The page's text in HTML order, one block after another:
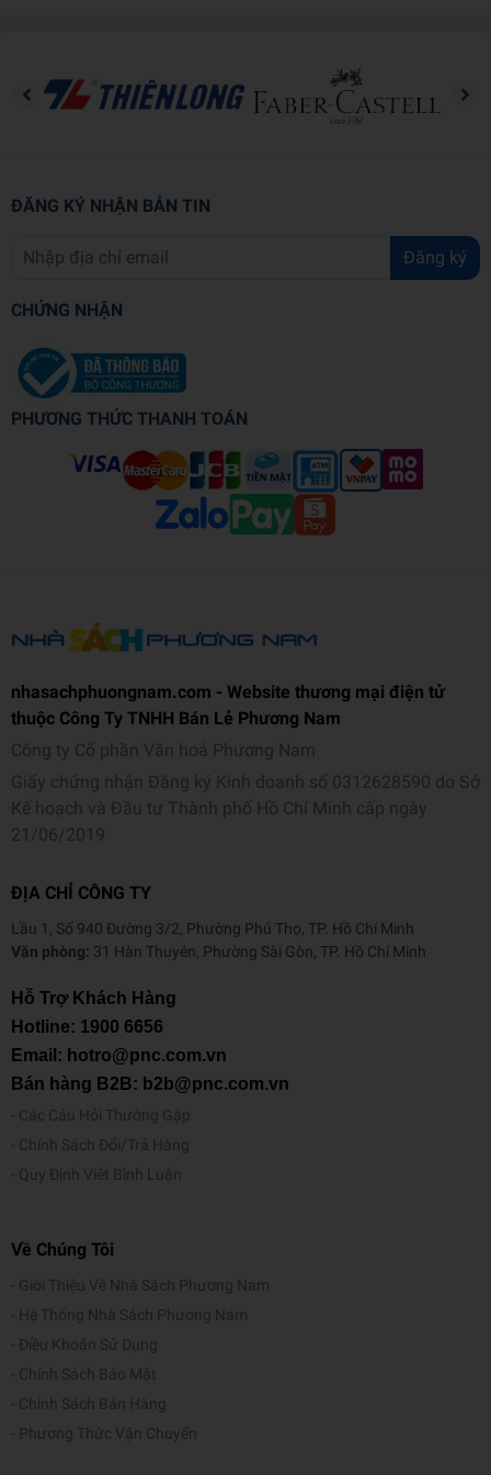
diện thương mại, và trong số các sách viết về lịch sử triết học, hiếm
có tác phẩm nào được đánh giá cao hơnLịch sử triết học
Sau khi đi hết chặng đường dài trong thời cổ, nó lại bị thần học
nhận chìm khi Kitô giáo trỗi dậy và La Mã tàn lụi. Giai đoạn vĩ đại
thứ hai của nó từ thế kỷ 11 cho đến 14 diễn ra dưới sự thống trị của
giáo hội Công giáo, ấy là trừ đi một vài kẻ nổi loạn vĩ đại, chẳng
hạn hoàng đế Frederick II (1195-1250). Giai đoạn này bị đặt dấu
đoạn thứ ba từ thế kỷ 17 cho đến ngày nay, chịu sự thống trị, hơn
cả hai quãng trước, của khoa học; những tín ngưỡng tôn giáo
truyền thống vẫn còn quan trọng, nhưng người ta cảm thấy cần
học dường như ép buộc làm vậy.” – Bertrand Russell
chức vào năm 1916 vì những tư tưởng hòa bình. Tuy nhiên điều đó
không ngăn cản ông dành cả đời mình cho những hoạt động không
mệt mỏi chống chiến tranh. Năm 1955, giữa cao trào của Chiến
tranh lạnh, ông soạn thảo Tuyên ngôn Russell - Einstein nổi tiếng,
là tiền đề cho các hiệp ước không phổ biến vũ khí hạt nhân sau
này. Năm 1966 ông cùng Jean-Paul Sartre và nhiều trí thức hàng
đầu khác thành lập Tòa án Russell nhằm điều tra các tội ác trong
đạo và sự tự do tư tưởng cũng như với công trình để đời Lịch sử
Nobel Văn chương năm 1950.
ĐĂNG KÝ NHẬN BẢN TIN
Đăng ký
CHỨNG NHẬN
PHƯƠNG THỨC THANH TOÁN
nhasachphuongnam.com - Website thương mại điện tử
thuộc Công Ty TNHH Bán Lẻ Phương Nam
Công ty Cổ phần Văn hoá Phương Nam
Giấy chứng nhận Đăng ký Kinh doanh số 0312628590 do Sở
Kế hoạch và Đầu tư Thành phố Hồ Chí Minh cấp ngày
21/06/2019
ĐỊA CHỈ CÔNG TY
Lầu 1, Số 940 Đường 3/2, Phường Phú Thọ, TP. Hồ Chí Minh
Văn phòng: 31 Hàn Thuyên, Phường Sài Gòn, TP. Hồ Chí Minh
Hỗ Trợ Khách Hàng
Hotline: 1900 6656
Email: hotro@pnc.com.vn
Bán hàng B2B: b2b@pnc.com.vn
Các Câu Hỏi Thường Gặp
Chính Sách Đổi/Trả Hàng
Quy Định Viết Bình Luận
Về Chúng Tôi
Giới Thiệu Về Nhà Sách Phương Nam
Hệ Thống Nhà Sách Phương Nam
Điều Khoản Sử Dụng
Chính Sách Bảo Mật
Chính Sách Bán Hàng
Phương Thức Vận Chuyển